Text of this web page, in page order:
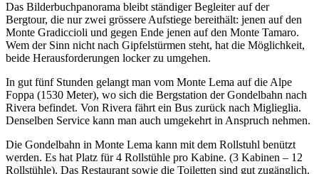
Das Bilderbuchpanorama bleibt ständiger Begleiter auf der
Bergtour, die nur zwei grössere Aufstiege bereithält: jenen auf den
Monte Gradiccioli und gegen Ende jenen auf den Monte Tamaro.
Wem der Sinn nicht nach Gipfelstürmen steht, hat die Möglichkeit,
beide Herausforderungen locker zu umgehen.
In gut fünf Stunden gelangt man vom Monte Lema auf die Alpe
Foppa (1530 Meter), wo sich die Bergstation der Gondelbahn nach
Rivera befindet. Von Rivera fährt ein Bus zurück nach Miglieglia.
Denselben Service kann man auch umgekehrt in Anspruch nehmen.
Die Gondelbahn in Monte Lema kann mit dem Rollstuhl benützt
werden. Es hat Platz für 4 Rollstühle pro Kabine. (3 Kabinen – 12
Rollstühle). Das Restaurant sowie die Toiletten sind gut zugänglich.